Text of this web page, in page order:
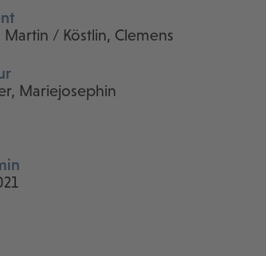
Martin / Köstlin, Clemens
Mariejosephin